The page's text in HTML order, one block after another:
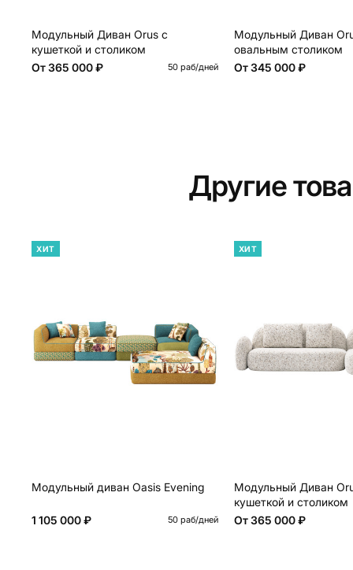
Модульный Диван Orus с
кушеткой и столиком
От365 000 ₽ 50 раб/дней
Модульный Диван
овальным столиком
От345 000 ₽
Другие
ХИТ
Модульный диван Oasis Evening
1 105 000 ₽ 50 раб/дней
ХИТ
Модульный Диван
кушеткой и столиком
От365 000 ₽